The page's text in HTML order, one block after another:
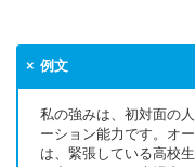
例文
私の強みは、初対面の
ーション能力です。オ
は、緊張している高校